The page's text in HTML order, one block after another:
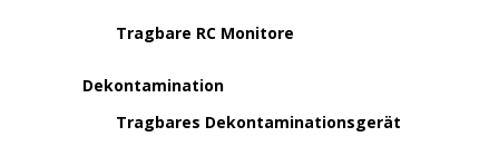
Tragbare RC Monitore
Dekontamination
Tragbares Dekontaminationsgerät